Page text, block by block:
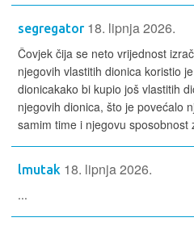
segregator 18. lipnja 2026.
Čovjek čija se neto vrijednost
njegovih vlastitih dionica koristio
dionicakako bi kupio još vlastitih
njegovih dionica, što je povećalo
samim time i njegovu sposobnost
lmutak 18. lipnja 2026.
...